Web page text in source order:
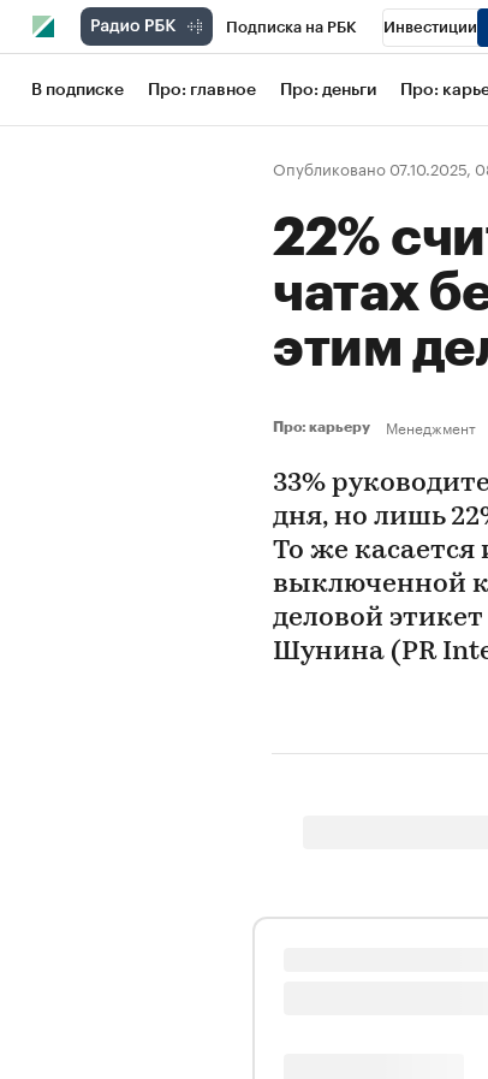
Подписка на РБК Инвестиции
Школа управления РБК РБК
Рынок наличной валюты
В подписке Про: главное Про: деньги Про:
Опубликовано 07.10.2025,
22%
чатах
этим
Про: карьеру Менеджмент
33%
дня, но лишь
То же касается
выключенной
деловой
Шунина (PR